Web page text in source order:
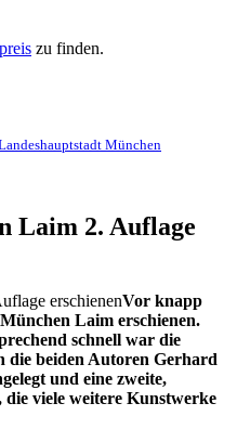
zu finden.
München
Laim 2. Auflage
Vor knapp
Laim erschienen.
schnell war die
die beiden Autoren Gerhard
und eine zweite,
die viele weitere Kunstwerke